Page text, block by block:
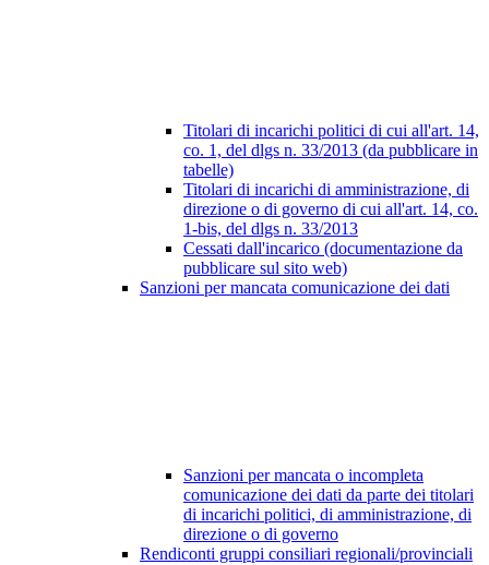
Titolari di incarichi politici di cui all'art. 14,
co. 1, del dlgs n. 33/2013 (da pubblicare in
tabelle)
Titolari di incarichi di amministrazione, di
direzione o di governo di cui all'art. 14, co.
1-bis, del dlgs n. 33/2013
Cessati dall'incarico (documentazione da
pubblicare sul sito web)
Sanzioni per mancata comunicazione dei dati
Sanzioni per mancata o incompleta
comunicazione dei dati da parte dei titolari
di incarichi politici, di amministrazione, di
direzione o di governo
Rendiconti gruppi consiliari regionali/provinciali